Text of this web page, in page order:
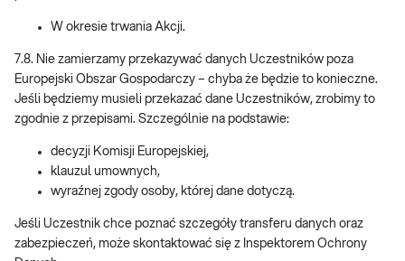
W okresie trwania Akcji.
7.8. Nie zamierzamy przekazywać danych Uczestników poza
Europejski Obszar Gospodarczy – chyba że będzie to konieczne.
Jeśli będziemy musieli przekazać dane Uczestników, zrobimy to
zgodnie z przepisami. Szczególnie na podstawie:
decyzji Komisji Europejskiej,
klauzul umownych,
wyraźnej zgody osoby, której dane dotyczą.
Jeśli Uczestnik chce poznać szczegóły transferu danych oraz
zabezpieczeń, może skontaktować się z Inspektorem Ochrony